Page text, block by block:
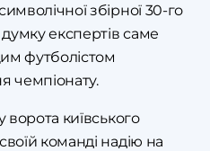
збірної 30-го
експертів саме
футболістом
чемпіонату.
ворота київського
команді надію на